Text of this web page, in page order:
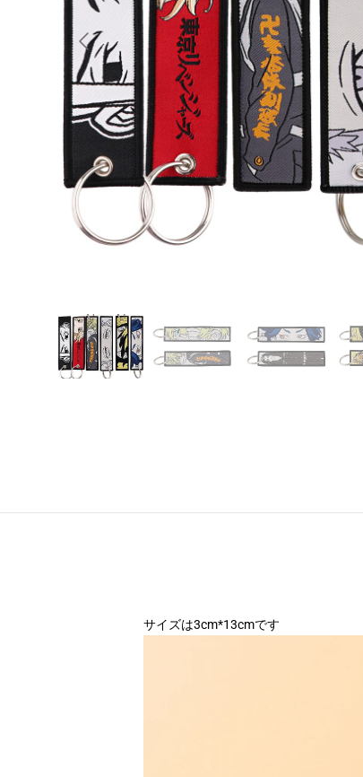
サイズは3cm*13cmです